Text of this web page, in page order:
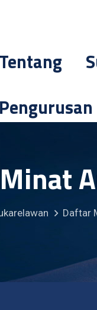
Tentang
Daftar